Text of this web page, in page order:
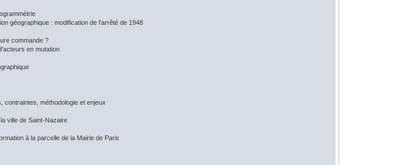
géographique : modification de l'arrêté de 1948
commande ?
en mutation
contraintes, méthodologie et enjeux
ville de Saint-Nazaire
à la parcelle de la Mairie de Paris